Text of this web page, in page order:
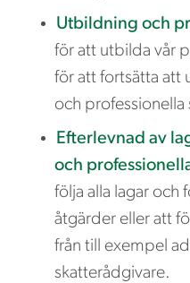
Utbildning och
för att utbilda vår
för att fortsätta att
och professionella
Efterlevnad av
och
följa alla lagar och
åtgärder eller att
från till exempel
skatterådgivare.